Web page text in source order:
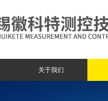
关于我们